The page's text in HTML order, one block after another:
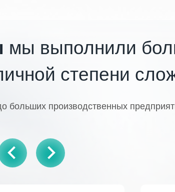
мы выполнили
степени
больших производственных